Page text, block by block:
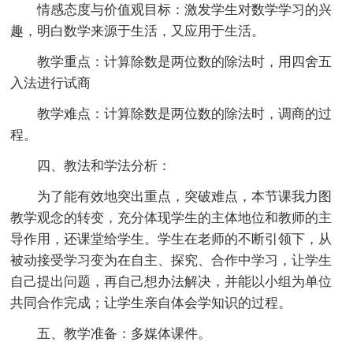
情感态度与价值观目标：激发学生对数学学习的兴
趣，明白数学来源于生活，又应用于生活。
教学重点：计算除数是两位数的除法时，用四舍五
入法进行试商
教学难点：计算除数是两位数的除法时，调商的过
程。
四、教法和学法分析：
为了能有效地突出重点，突破难点，本节课我力图
教学观念的转变，充分体现学生的主体地位和教师的主
导作用，还课堂给学生。学生在老师的不断引领下，从
被动接受学习变为在自主、探究、合作中学习，让学生
自己提出问题，再自己想办法解决，并能以小组为单位
共同合作完成；让学生亲自体会学知识的过程。
五、教学准备：多媒体课件。